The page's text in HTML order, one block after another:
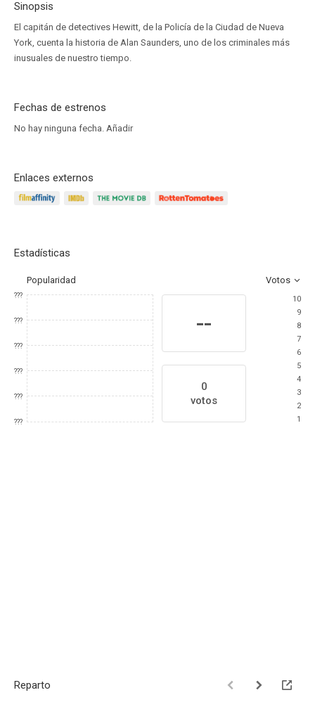
Sinopsis
El capitán de detectives Hewitt, de la Policía de la Ciudad de Nueva
York, cuenta la historia de Alan Saunders, uno de los criminales más
inusuales de nuestro tiempo.
Fechas de estrenos
No hay ninguna fecha. Añadir
Enlaces externos
Estadísticas
Popularidad Votos
???
???
???
???
???
???
--
0
votos
10
9
8
7
6
5
4
3
2
1
Reparto